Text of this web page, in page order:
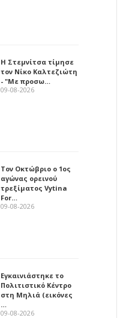
Η Στεμνίτσα τίμησε
τον Νίκο Καλτεζιώτη
- "Με προσω…
09-08-2026
Τον Οκτώβριο ο 1ος
αγώνας ορεινού
τρεξίματος Vytina
For…
09-08-2026
Εγκαινιάστηκε το
Πολιτιστικό Κέντρο
στη Μηλιά (εικόνες
…
09-08-2026